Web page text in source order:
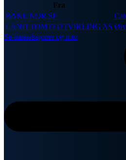
Fra
BANE NOR SF
LAND TOMTEUTVIKLING AS
Se transaksjoner og mer